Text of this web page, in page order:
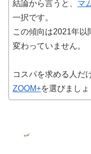
結論から言うと、 マ
一択です。
この傾向は2021年
変わっていません。
コスパを求める人だ
ZOOM+を選びましょ